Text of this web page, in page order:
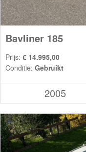
Bayliner 185
Prijs: € 14.995,00
Conditie: Gebruikt
2005